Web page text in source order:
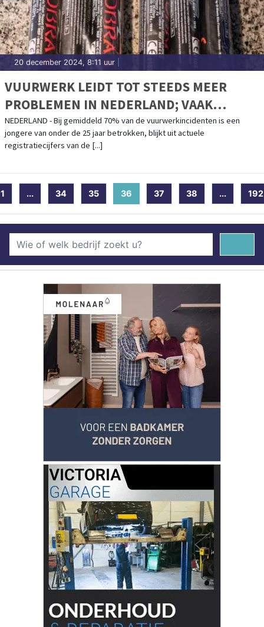
20 december 2024, 8:11 uur
VUURWERK LEIDT TOT STEEDS MEER
PROBLEMEN IN NEDERLAND; VAAK
TIENERS BETROKKEN BIJ INCIDENTEN
NEDERLAND - Bij gemiddeld 70% van de vuurwerkincidenten is een
jongere van onder de 25 jaar betrokken, blijkt uit actuele
registratiecijfers van de [...]
1 ... 34 35 36 (current)
37 38 ... 192